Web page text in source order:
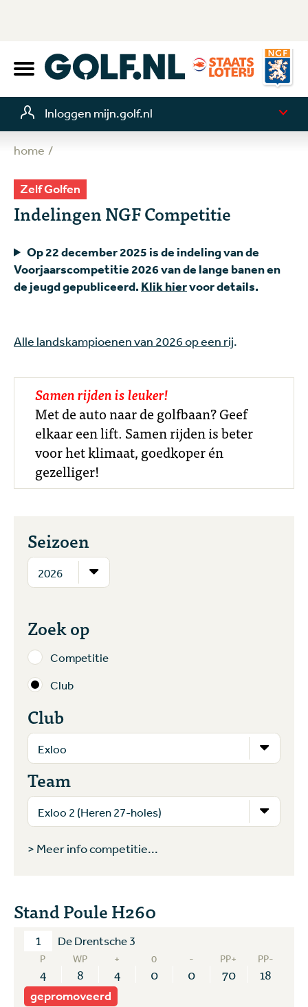
Inloggen mijn.golf.nl
home
Zelf Golfen
Indelingen NGF Competitie
Op 22 december 2025 is de indeling van de
Voorjaarscompetitie 2026 van de lange banen en
de jeugd gepubliceerd. Klik hiervoor details.
Alle landskampioenen van 2026 op een rij.
Samen rijden is leuker!
Met de auto naar de golfbaan? Geef
elkaar een lift. Samen rijden is beter
voor het klimaat, goedkoper én
gezelliger!
Seizoen
Zoek op
Competitie
Club
Club
Team
> Meer info competitie...
Stand Poule H260
1 De Drentsche 3
P WP + 0 - PP+ PP-
4 8 4 0 0 70 18
gepromoveerd